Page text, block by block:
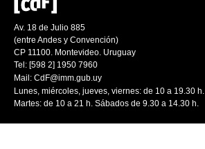
Av. 18 de Julio 885
(entre Andes y Convención)
CP 11100. Montevideo. Uruguay
Tel: [598 2] 1950 7960
Mail: CdF@imm.gub.uy
Lunes, miércoles, jueves, viernes: de 10 a 19.30 h.
Martes: de 10 a 21 h. Sábados de 9.30 a 14.30 h.